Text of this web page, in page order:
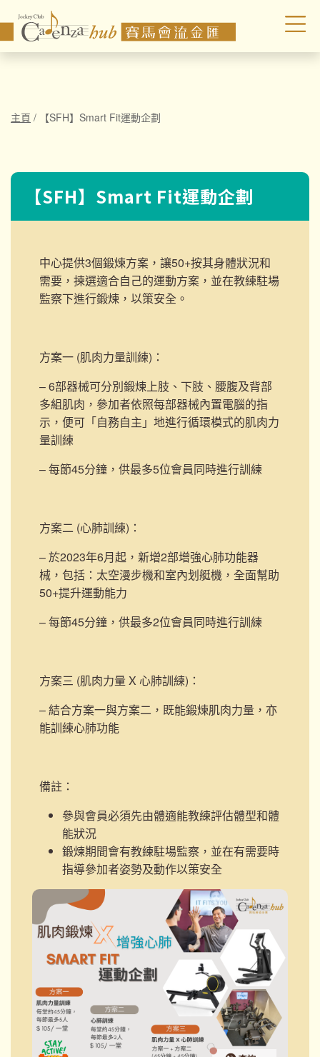
主頁 / 【SFH】Smart Fit運動企劃
【SFH】Smart Fit運動企劃
中心提供3個鍛煉方案，讓50+按其身體狀況和
需要，揀選適合自己的運動方案，並在教練駐場
監察下進行鍛煉，以策安全。
方案一 (肌肉力量訓練) ：
– 6部器械可分別鍛煉上肢、下肢、腰腹及背部
多組肌肉，參加者依照每部器械內置電腦的指
示，便可「自務自主」地進行循環模式的肌肉力
量訓練
– 每節45分鐘，供最多5位會員同時進行訓練
方案二 (心肺訓練) ：
– 於2023年6月起，新增2部增強心肺功能器
械，包括：太空漫步機和室內划艇機， 全面幫助
50+提升運動能力
– 每節45分鐘，供最多2位會員同時進行訓練
方案三 (肌肉力量 X 心肺訓練) ：
– 結合方案一與方案二，既能鍛煉肌肉力量，亦
能訓練心肺功能
備註：
參與會員必須先由體適能教練評估體型和體
能狀況
鍛煉期間會有教練駐場監察，並在有需要時
指導參加者姿勢及動作以策安全